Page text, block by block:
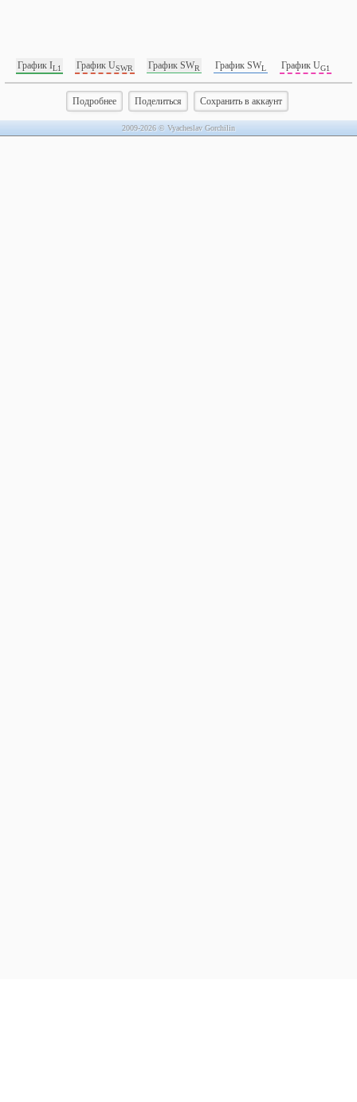
График IL1 График USWR График SWR График SWL График UG1
Подробнее Поделиться Сохранить в аккаунт
2009-2026 © Vyacheslav Gorchilin